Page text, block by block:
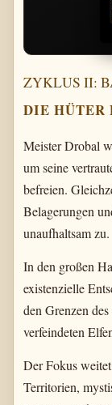
ZYKLUS II:
DIE HÜTER
Meister Drobal
um seine
befreien.
Belagerungen
unaufhaltsam zu.
In den großen
existenzielle
den Grenzen
verfeindeten
Der Fokus
Territorien,